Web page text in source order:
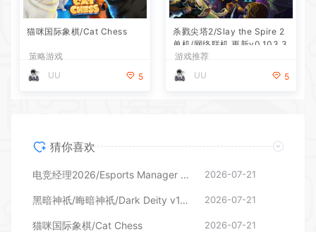
猫咪国际象棋/Cat Chess
策略游戏
UU
5
杀戮尖塔2/Slay the Spire 2
单机/网络联机 更新v0.103.3
游戏推荐
UU
5
猜你喜欢
电竞经理2026/Esports Manager 2026 （更新v1.0.2.20260714） 2026-07-21
黑暗神祇/晦暗神祇/Dark Deity v1.58 2026-07-21
猫咪国际象棋/Cat Chess 2026-07-21